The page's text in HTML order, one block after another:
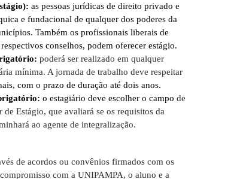
as pessoas jurídicas de direito privado e
e fundacional de qualquer dos poderes da
Também os profissionais liberais de
conselhos, podem oferecer estágio.
poderá ser realizado em qualquer
mínima. A jornada de trabalho deve respeitar
com o prazo de duração até dois anos.
o estagiário deve escolher o campo de
Estágio, que avaliará se os requisitos da
ao agente de integralização.
de acordos ou convênios firmados com os
com a UNIPAMPA, o aluno e a